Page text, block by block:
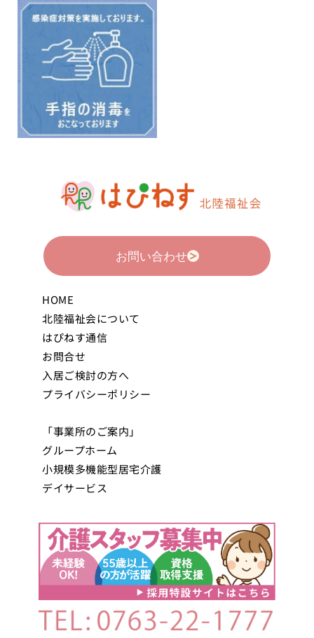
お問い合わせ
HOME
北陸福祉会について
はぴねす通信
お問合せ
入居ご検討の方へ
プライバシーポリシー
「事業所のご案内」
グループホーム
小規模多機能型居宅介護
デイサービス